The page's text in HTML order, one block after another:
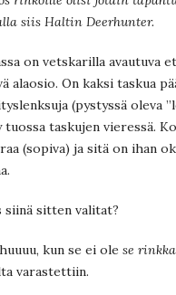
siis Haltin Deerhunter.
on vetskarilla avautuva
alaosio. On kaksi taskua
(pystyssä oleva
tuossa taskujen vieressä.
(sopiva) ja sitä on ihan
siinä sitten valitat?
kun se ei ole se rinkka
varastettiin.